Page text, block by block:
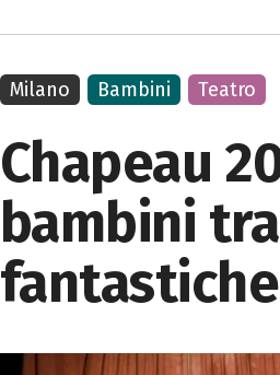
Chapeau
bambini
fantastiche
Milano Bambini Teatro